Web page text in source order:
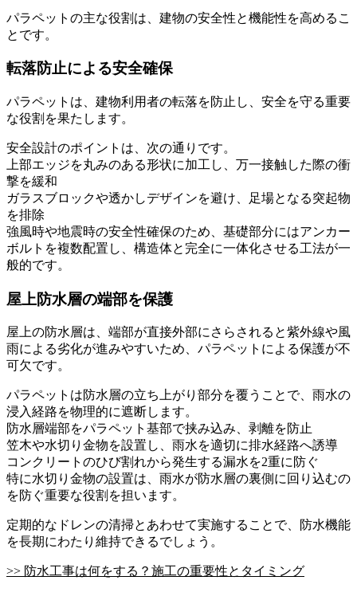
パラペットの主な役割は、建物の安全性と機能性を高めるこ
とです。
転落防止による安全確保
パラペットは、建物利用者の転落を防止し、安全を守る重要
な役割を果たします。
安全設計のポイントは、次の通りです。
上部エッジを丸みのある形状に加工し、万一接触した際の衝
撃を緩和
ガラスブロックや透かしデザインを避け、足場となる突起物
を排除
強風時や地震時の安全性確保のため、基礎部分にはアンカー
ボルトを複数配置し、構造体と完全に一体化させる工法が一
般的です。
屋上防水層の端部を保護
屋上の防水層は、端部が直接外部にさらされると紫外線や風
雨による劣化が進みやすいため、パラペットによる保護が不
可欠です。
パラペットは防水層の立ち上がり部分を覆うことで、雨水の
浸入経路を物理的に遮断します。
防水層端部をパラペット基部で挟み込み、剥離を防止
笠木や水切り金物を設置し、雨水を適切に排水経路へ誘導
コンクリートのひび割れから発生する漏水を2重に防ぐ
特に水切り金物の設置は、雨水が防水層の裏側に回り込むの
を防ぐ重要な役割を担います。
定期的なドレンの清掃とあわせて実施することで、防水機能
を長期にわたり維持できるでしょう。
>> 防水工事は何をする？施工の重要性とタイミング